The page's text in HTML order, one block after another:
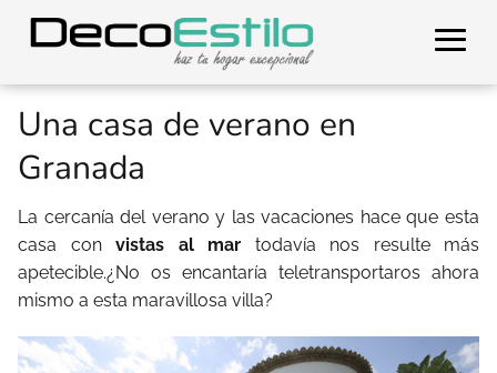
Una casa de verano en
Granada
La cercanía del verano y las vacaciones hace que esta
casa con vistas al mar todavía nos resulte más
apetecible.¿No os encantaría teletransportaros ahora
mismo a esta maravillosa villa?